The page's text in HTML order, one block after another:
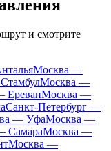
и смотрите
Москва —
Москва —
ЕреванМосква —
Санкт-Петербург —
— УфаМосква —
СамараМосква —
Москва —